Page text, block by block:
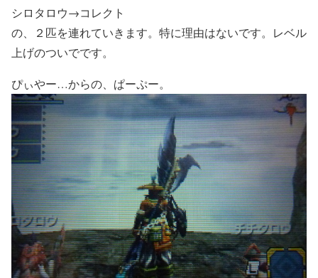
シロタロウ→コレクト
の、２匹を連れていきます。特に理由はないです。レベル
上げのついでです。
ぴぃやー…からの、ぱーぷー。